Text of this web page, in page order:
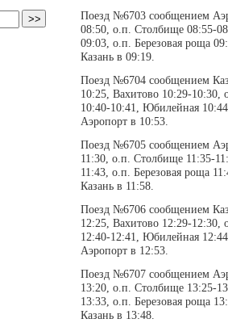
Поезд №6703 сообщением
08:50, о.п. Столбище 08:55-
09:03, о.п. Березовая роща
Казань в 09:19.
Поезд №6704 сообщением
10:25, Вахитово 10:29-10:30,
10:40-10:41, Юбилейная
Аэропорт в 10:53.
Поезд №6705 сообщением
11:30, о.п. Столбище 11:35-
11:43, о.п. Березовая роща
Казань в 11:58.
Поезд №6706 сообщением
12:25, Вахитово 12:29-12:30,
12:40-12:41, Юбилейная
Аэропорт в 12:53.
Поезд №6707 сообщением
13:20, о.п. Столбище 13:25-
13:33, о.п. Березовая роща
Казань в 13:48.